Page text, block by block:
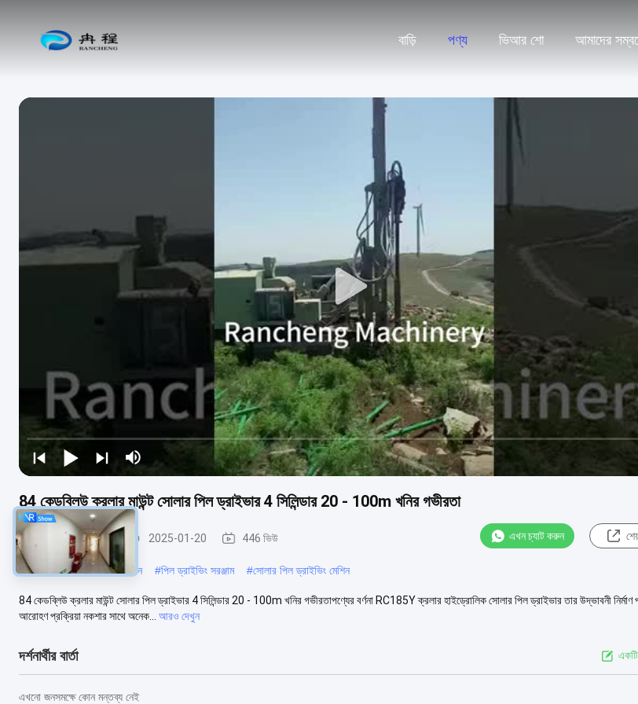
বাড়ি পণ্য ভিআর শো আমাদের
84 কেডব্লিউ ক্রলার মাউন্ট সোলার পিল ড্রাইভার 4 সিলিন্ডার 20 - 100m খনির গভীরতা
সোলার পাইল ড্রাইভার 2025-01-20 446 ভিউ এখন চ্যাট করুন
হাইড্রোলিক পিল ড্রাইভার মেশিন #পিল ড্রাইভিং সরঞ্জাম #সোলার পিল ড্রাইভিং মেশিন
84 কেডব্লিউ ক্রলার মাউন্ট সোলার পিল ড্রাইভার 4 সিলিন্ডার 20 - 100m খনির গভীরতাপণ্যের বর্ণনা RC185Y ক্রলার হাইড্রোলিক সোলার পিল ড্রাইভার তার উদ্ভাবনী নির্মাণ
আরোহণ প্রক্রিয়া নকশার সাথে অনেক...
আরও দেখুন
দর্শনার্থীর বার্তা একটি
এখনো জনসমক্ষে কোন মন্তব্য নেই